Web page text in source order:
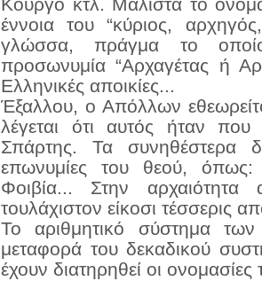
έννοια του “κύριος,
γλώσσα, πράγμα το
προσωνυμία “Αρχαγέτας ή
Ελληνικές αποικίες...
Έξαλλου, ο Απόλλων
λέγεται ότι αυτός ήταν που
Σπάρτης. Τα συνηθέστερα
επωνυμίες του θεού,
Φοιβία... Στην αρχαιότητα
τουλάχιστον είκοσι τέσσερις
Το αριθμητικό σύστημα
μεταφορά του δεκαδικού
έχουν διατηρηθεί οι